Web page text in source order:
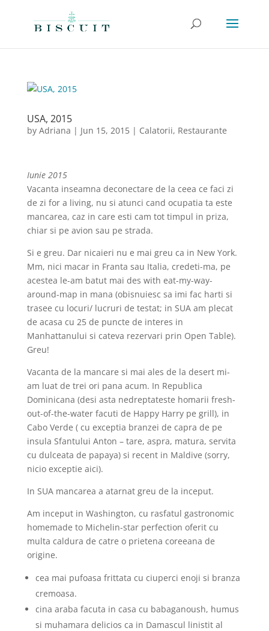
USA, 2015
by Adriana | Jun 15, 2015| Calatorii, Restaurante
Iunie 2015
Vacanta inseamna deconectare de la ceea ce faci zi
de zi for a living, nu si atunci cand ocupatia ta este
mancarea, caz in care esti cam tot timpul in priza,
chiar si pe avion sau pe strada.
Si e greu. Dar nicaieri nu e mai greu ca in New York.
Mm, nici macar in Franta sau Italia, credeti-ma, pe
acestea le-am batut mai des with eat-my-way-
around-map in mana (obisnuiesc sa imi fac harti si
trasee cu locuri/ lucruri de testat; in SUA am plecat
de acasa cu 25 de puncte de interes in
Manhattanului si cateva rezervari prin Open Table).
Greu!
Vacanta de la mancare si mai ales de la desert mi-
am luat de trei ori pana acum. In Republica
Dominicana (desi asta nedreptateste homarii fresh-
out-of-the-water facuti de Happy Harry pe grill), in
Cabo Verde ( cu exceptia branzei de capra de pe
insula Sfantului Anton – tare, aspra, matura, servita
cu dulceata de papaya) si recent in Maldive (sorry,
nicio exceptie aici).
In SUA mancarea a atarnat greu de la inceput.
Am inceput in Washington, cu rasfatul gastronomic
homemade to Michelin-star perfection oferit cu
multa caldura de catre o prietena coreeana de
origine.
cea mai pufoasa frittata cu ciuperci enoji si branza
cremoasa.
cina araba facuta in casa cu babaganoush, humus
si muhamara delicios ca in Damascul linistit al